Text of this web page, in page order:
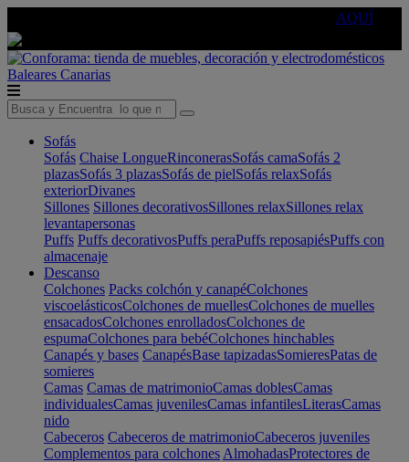
AQUÍ
Baleares Canarias
Sofás
Sofás Chaise LongueRinconerasSofás camaSofás 2
plazasSofás 3 plazasSofás de pielSofás relaxSofás
exteriorDivanes
Sillones Sillones decorativosSillones relaxSillones relax
levantapersonas
Puffs Puffs decorativosPuffs peraPuffs reposapiésPuffs con
almacenaje
Descanso
Colchones Packs colchón y canapéColchones
viscoelásticosColchones de muellesColchones de muelles
ensacadosColchones enrolladosColchones de
espumaColchones para bebéColchones hinchables
Canapés y bases CanapésBase tapizadasSomieresPatas de
somieres
Camas Camas de matrimonioCamas doblesCamas
individualesCamas juvenilesCamas infantilesLiterasCamas
nido
Cabeceros Cabeceros de matrimonioCabeceros juveniles
Complementos para colchones AlmohadasProtectores de